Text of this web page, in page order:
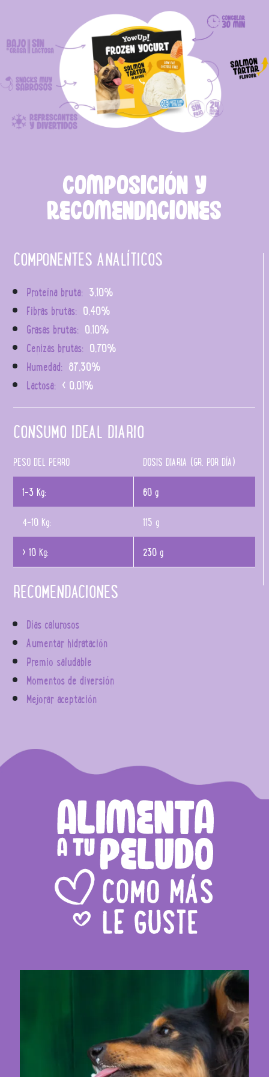
COMPOSICIÓN Y
RECOMENDACIONES
COMPONENTES ANALÍTICOS
Proteína bruta: 3,10%
Fibras brutas: 0,40%
Grasas brutas: 0,10%
Cenizas brutas: 0,70%
Humedad: 87,30%
Lactosa: < 0,01%
CONSUMO IDEAL DIARIO
PESO DEL PERRO
DOSIS DIARIA (GR. POR DÍA)
1-3 Kg:
60 g
4-10 Kg:
115 g
> 10 Kg:
230 g
RECOMENDACIONES
Días calurosos
Aumentar hidratación
Premio saludable
Momentos de diversión
Mejorar aceptación